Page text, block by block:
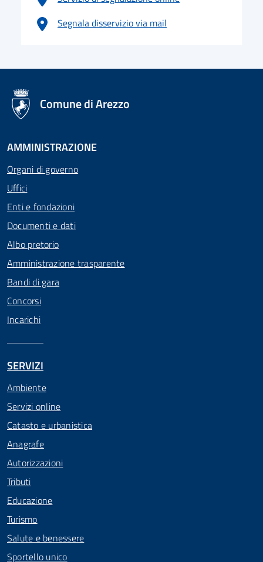
Segnala disservizio via mail
logo Unione Europea
Comune di Arezzo
AMMINISTRAZIONE
Organi di governo
Uffici
Enti e fondazioni
Documenti e dati
Albo pretorio
Amministrazione trasparente
Bandi di gara
Concorsi
Incarichi
SERVIZI
Ambiente
Servizi online
Catasto e urbanistica
Anagrafe
Autorizzazioni
Tributi
Educazione
Turismo
Salute e benessere
Sportello unico